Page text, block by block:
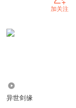
加关注
异世剑缘